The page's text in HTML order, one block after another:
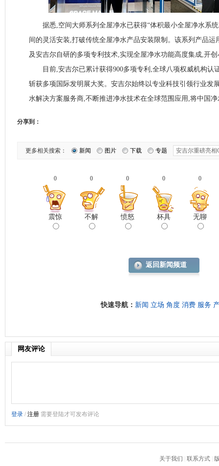
据悉,空间大师系列全屋净水已获得“体积最小全屋净水系统
间的灵活安装,打破传统全屋净水产品安装限制。该系列产品运
及安吉尔自研的多项专利技术,实现全屋净水功能高度集成,开
目前,安吉尔已累计获得900多项专利,全球八项权威机构认
斩获多项国际发明展大奖。安吉尔始终以专业科技引领行业发
水解决方案服务商,不断推进净水技术在全球范围应用,将中国
分享到：
更多相关搜索： 新闻 图片 下载 专题
0
震惊
0
不解
0
愤怒
0
杯具
0
无聊
返回新闻频道
快速导航： 新闻 立场 角度 消费 服务
网友评论
关于我们 联系方式